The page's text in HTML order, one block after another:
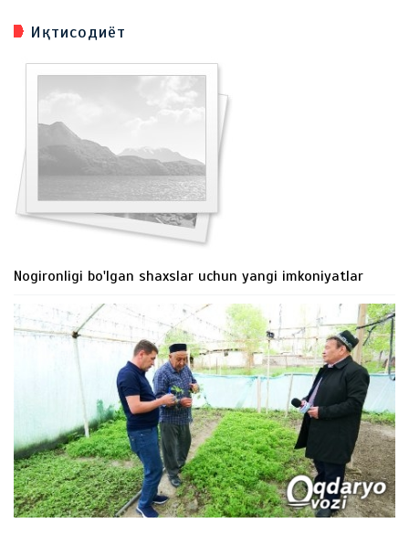
Иқтисодиёт
Nogironligi bo'lgan shaxslar uchun yangi imkoniyatlar